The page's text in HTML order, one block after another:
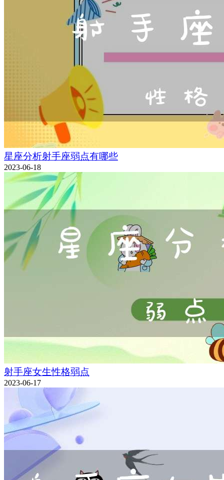
星座分析射手座弱点有哪些
2023-06-18
射手座女生性格弱点
2023-06-17